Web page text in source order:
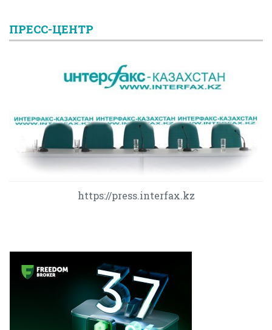
ПРЕСС-ЦЕНТР
https://press.interfax.kz